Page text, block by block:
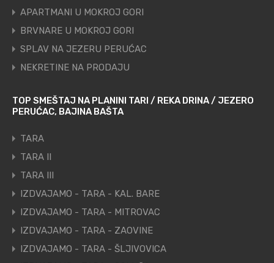
APARTMANI U MOKROJ GORI
BRVNARE U MOKROJ GORI
SPLAV NA JEZERU PERUĆAC
NEKRETINE NA PRODAJU
TOP SMEŠTAJ NA PLANINI TARI / REKA DRINA / JEZERO
PERUĆAC, BAJINA BAŠTA
TARA
TARA II
TARA III
IZDVAJAMO - TARA - KAL. BARE
IZDVAJAMO - TARA - MITROVAC
IZDVAJAMO - TARA - ZAOVINE
IZDVAJAMO - TARA - ŠLJIVOVICA